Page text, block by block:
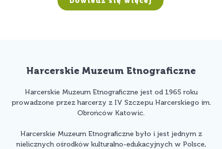
Harcerskie Muzeum Etnograficzne
Harcerskie Muzeum Etnograficzne jest od 1965 roku
prowadzone przez harcerzy z IV Szczepu Harcerskiego im.
Obrońców Katowic.
Harcerskie Muzeum Etnograficzne było i jest jednym z
nielicznych ośrodków kulturalno-edukacyjnych w Polsce,